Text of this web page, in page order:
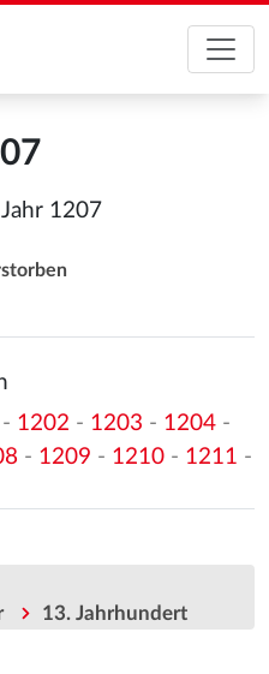
1207
- 1202 - 1203 - 1204 -
- 1209 - 1210 - 1211 -
13. Jahrhundert